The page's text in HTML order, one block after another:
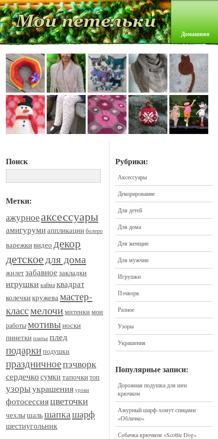
Домашняя
Поиск
Метки:
ажурноеаксессуары
амигурумиаппликацииболеро
варежкивидео декор
детскоедля дома
жилетзабавное закладки
игрушки каймаквадрат
колечкикружевамастер-
классмелочи митенки мои
работымотивыноски
пинетки платье плед
подаркиподушки
праздничноепэчворк
сердечкосумки тапочкитоп
узорыукрашения уроки
фотосессияцветочки
чехлышальшапкашарф
шестиугольник
Рубрики:
Аксессуары
Декорирование
Для детей
Для дома
Для женщин
Для мужчин
Игрушки
Пэчворк
Разное
Узоры
Украшения
Популярные записи:
Дорожная подушка для шеи
крючком
Ажурный шарф-хомут спицами
«Облачко»
Собачка крючком «Scottie Dog»